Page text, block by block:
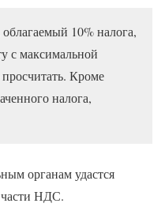
10% налога,
с максимальной
просчитать. Кроме
налога,
органам удастся
части НДС.